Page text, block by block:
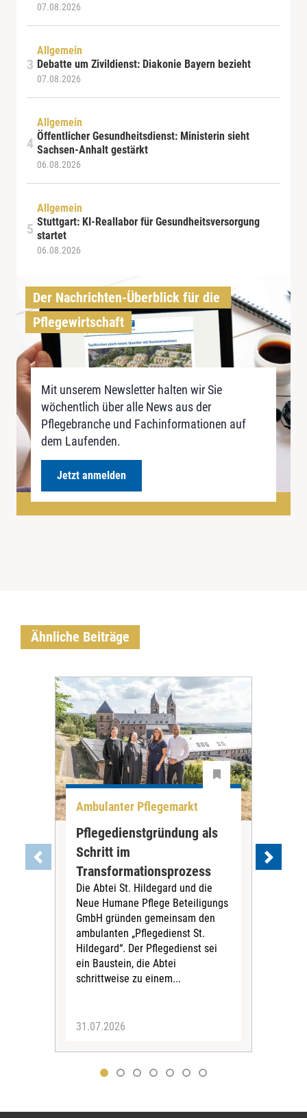
07.08.2026
Allgemein
Debatte um Zivildienst: Diakonie Bayern bezieht
07.08.2026
Allgemein
Öffentlicher Gesundheitsdienst: Ministerin sieht
Sachsen-Anhalt gestärkt
06.08.2026
Allgemein
Stuttgart: KI-Reallabor für Gesundheitsversorgung
startet
06.08.2026
Der Nachrichten-Überblick für die
Pflegewirtschaft
Mit unserem Newsletter halten wir Sie
wöchentlich über alle News aus der
Pflegebranche und Fachinformationen auf
dem Laufenden.
Jetzt anmelden
Ähnliche Beiträge
Ambulanter Pflegemarkt
Pflegedienstgründung als
Schritt im
Transformationsprozess
Die Abtei St. Hildegard und die
Neue Humane Pflege Beteiligungs
GmbH gründen gemeinsam den
ambulanten „Pflegedienst St.
Hildegard“. Der Pflegedienst sei
ein Baustein, die Abtei
schrittweise zu einem...
31.07.2026